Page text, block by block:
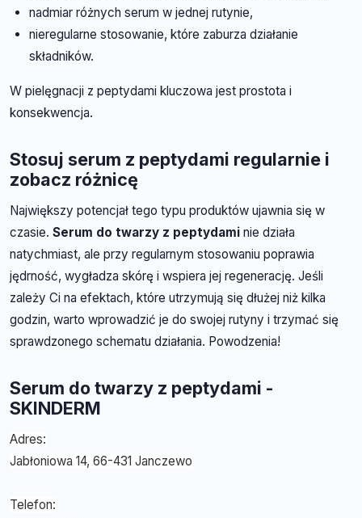
nadmiar różnych serum w jednej rutynie,
nieregularne stosowanie, które zaburza działanie
składników.
W pielęgnacji z peptydami kluczowa jest prostota i
konsekwencja.
Stosuj serum z peptydami regularnie i
zobacz różnicę
Największy potencjał tego typu produktów ujawnia się w
czasie. Serum do twarzy z peptydami nie działa
natychmiast, ale przy regularnym stosowaniu poprawia
jędrność, wygładza skórę i wspiera jej regenerację. Jeśli
zależy Ci na efektach, które utrzymują się dłużej niż kilka
godzin, warto wprowadzić je do swojej rutyny i trzymać się
sprawdzonego schematu działania. Powodzenia!
Serum do twarzy z peptydami -
SKINDERM
Adres:
Jabłoniowa 14, 66-431 Janczewo
Telefon: